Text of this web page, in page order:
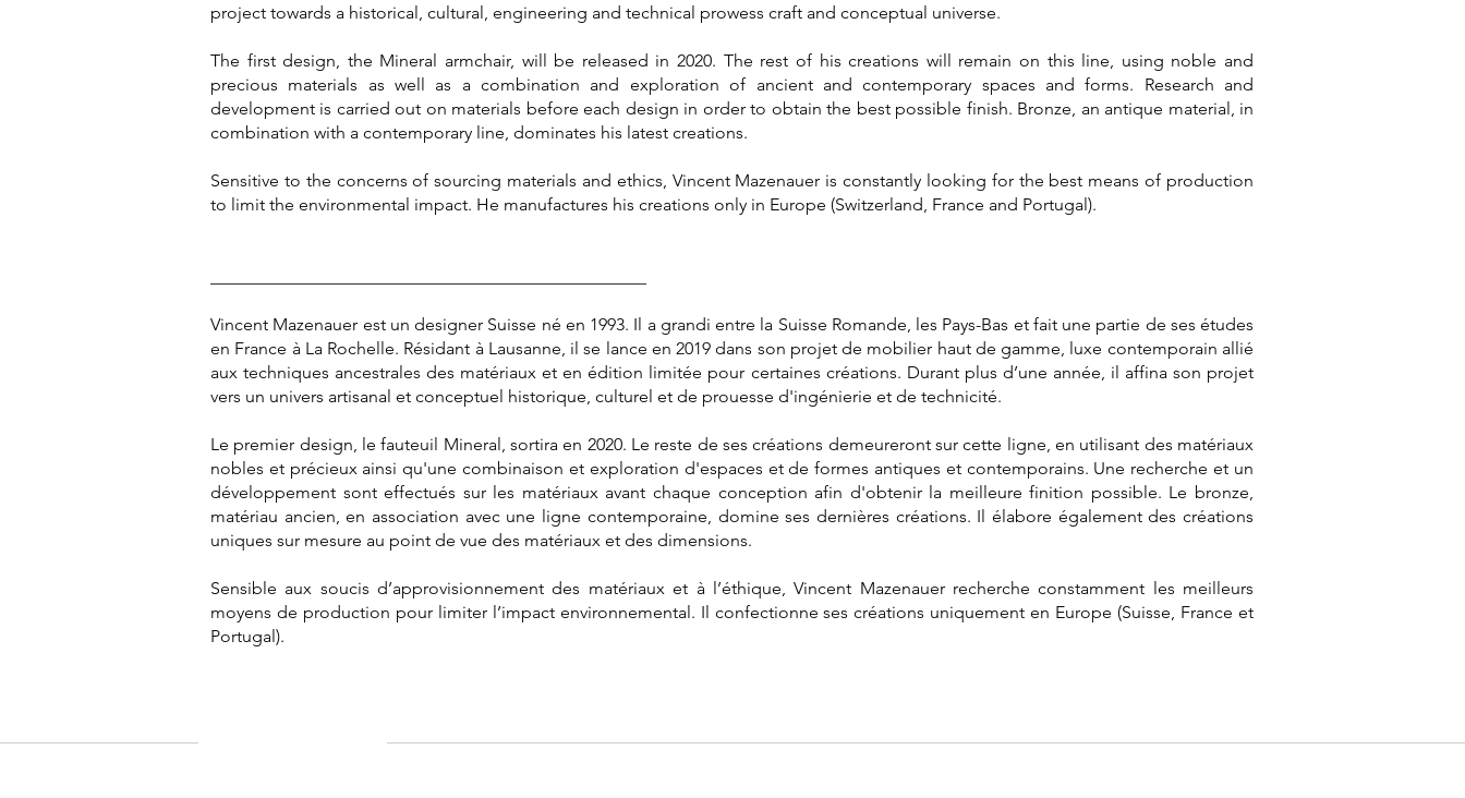
project towards a historical, cultural, engineering and technical prowess craft and conceptual universe.
The first design, the Mineral armchair, will be released in 2020. The rest of his creations will remain on this line, using noble and
precious materials as well as a combination and exploration of ancient and contemporary spaces and forms. Research and
development is carried out on materials before each design in order to obtain the best possible finish. Bronze, an antique material, in
combination with a contemporary line, dominates his latest creations.
Sensitive to the concerns of sourcing materials and ethics, Vincent Mazenauer is constantly looking for the best means of production
to limit the environmental impact. He manufactures his creations only in Europe (Switzerland, France and Portugal).
Vincent Mazenauer est un designer Suisse né en 1993. Il a grandi entre la Suisse Romande, les Pays-Bas et fait une partie de ses études
en France à La Rochelle. Résidant à Lausanne, il se lance en 2019 dans son projet de mobilier haut de gamme, luxe contemporain allié
aux techniques ancestrales des matériaux et en édition limitée pour certaines créations. Durant plus d’une année, il affina son projet
vers un univers artisanal et conceptuel historique, culturel et de prouesse d'ingénierie et de technicité.
Le premier design, le fauteuil Mineral, sortira en 2020. Le reste de ses créations demeureront sur cette ligne, en utilisant des matériaux
nobles et précieux ainsi qu'une combinaison et exploration d'espaces et de formes antiques et contemporains. Une recherche et un
développement sont effectués sur les matériaux avant chaque conception afin d'obtenir la meilleure finition possible. Le bronze,
matériau ancien, en association avec une ligne contemporaine, domine ses dernières créations. Il élabore également des créations
uniques sur mesure au point de vue des matériaux et des dimensions.
Sensible aux soucis d’approvisionnement des matériaux et à l’éthique, Vincent Mazenauer recherche constamment les meilleurs
moyens de production pour limiter l’impact environnemental. Il confectionne ses créations uniquement en Europe (Suisse, France et
Portugal).